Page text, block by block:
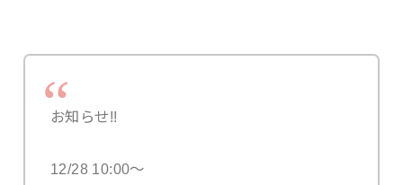
お知らせ!!
12/28 10:00〜